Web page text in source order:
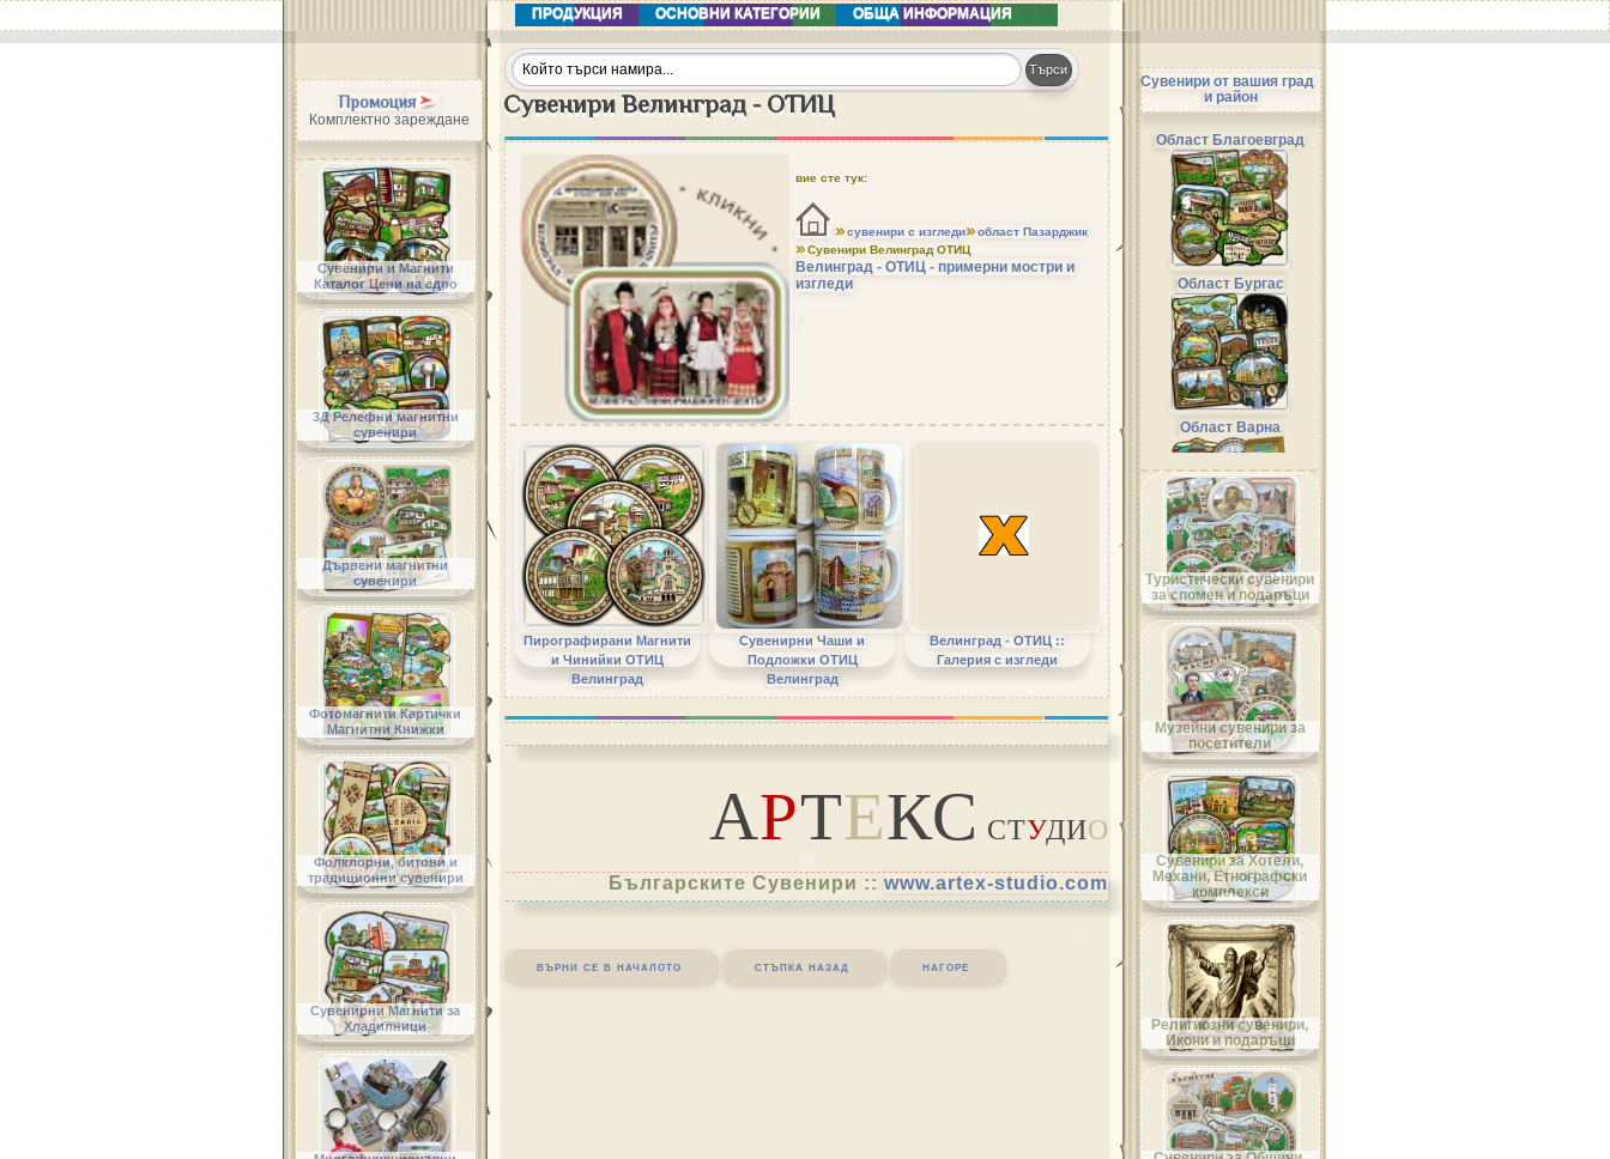
ПРОДУКЦИЯ ОСНОВНИ КАТЕГОРИИ ОБЩА ИНФОРМАЦИЯ
Сувенири Велинград - ОТИЦ
вие сте тук:
сувенири с изгледи
област Пазарджик
Сувенири Велинград ОТИЦ
Велинград - ОТИЦ - примерни мостри и
изгледи
Пирографирани Магнити
и Чинийки ОТИЦ
Велинград
Сувенирни Чаши и
Подложки ОТИЦ
Велинград
Велинград - ОТИЦ ::
Галерия с изгледи
АРТЕКС СТУДИО
Българските Сувенири :: www.artex-studio.com
върни се в началото стъпка назад нагоре
Промоция
Комплектно зареждане
Сувенири и Магнити
Каталог Цени на едро
3Д Релефни магнитни
сувенири
Дървени магнитни
сувенири
Фотомагнити Картички
Магнитни Книжки
Фолклорни, битови и
традиционни сувенири
Сувенирни Магнити за
Хладилници
Сувенири от вашия град
и район
Област Благоевград
Област Бургас
Област Варна
Област Велико Търново
Област Видин
Област Враца
Област Габрово
Област Добрич
Туристически сувенири
за спомен и подаръци
Музейни сувенири за
посетители
Сувенири за Хотели,
Механи, Етнографски
комплекси
Религиозни сувенири,
Икони и подаръци